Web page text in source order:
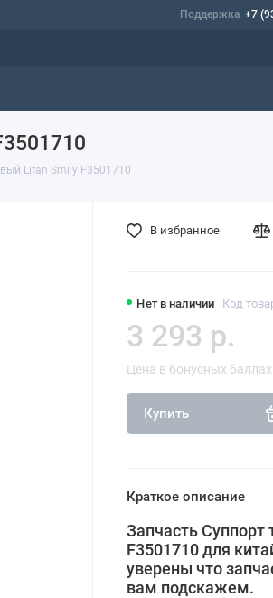
Поддержка +7
Lifan Smily F3501710
Нет в наличии Код
3 293 р.
Цена в бонусных
Купить
В избранное
Краткое описание
Запчасть
F3501710 для
уверены что
вам подскажем.